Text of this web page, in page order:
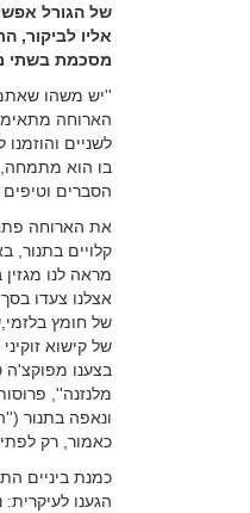
של הגורל
אליו לביקור,
מסכמת בשתי
''יש משהו
הארוחה
לשניים
בו הוא מתמחה,
הסברים
את הארוחה
קלויים בתנור,
מראה לנו
אצלנו צעדו
של חומץ
של קישוא
בצענו מפוקצ'ה
מלנזנה'',
ונאפה בתנור
כאמור, רק
כמנת ביניים
הגענו